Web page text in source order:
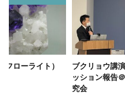
ローライト）
ブクリョウ講
ッション報告
究会